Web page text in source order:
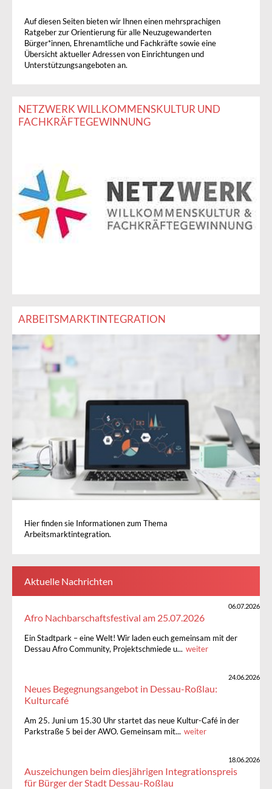
Auf diesen Seiten bieten wir Ihnen einen mehrsprachigen
Ratgeber zur Orientierung für alle Neuzugewanderten
Bürger*innen, Ehrenamtliche und Fachkräfte sowie eine
Übersicht aktueller Adressen von Einrichtungen und
Unterstützungsangeboten an.
NETZWERK WILLKOMMENSKULTUR UND
FACHKRÄFTEGEWINNUNG
ARBEITSMARKTINTEGRATION
Hier finden sie Informationen zum Thema
Arbeitsmarktintegration.
Aktuelle Nachrichten
06.07.2026
Afro Nachbarschaftsfestival am 25.07.2026
Ein Stadtpark – eine Welt! Wir laden euch gemeinsam mit der
Dessau Afro Community, Projektschmiede u... weiter
24.06.2026
Neues Begegnungsangebot in Dessau-Roßlau:
Kulturcafé
Am 25. Juni um 15.30 Uhr startet das neue Kultur-Café in der
Parkstraße 5 bei der AWO. Gemeinsam mit... weiter
18.06.2026
Auszeichungen beim diesjährigen Integrationspreis
für Bürger der Stadt Dessau-Roßlau